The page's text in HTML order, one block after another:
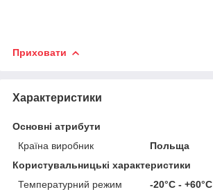
Приховати
Характеристики
Основні атрибути
Країна виробник
Польща
Користувальницькі характеристики
Температурний режим
-20°C - +60°C